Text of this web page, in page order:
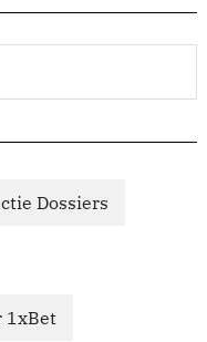
Dossiers
1xBet